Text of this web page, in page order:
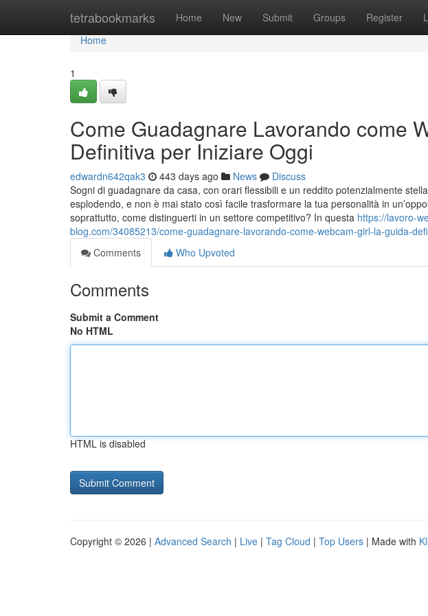
tetrabookmarks Home New Submit Groups Register
Home
Home
1
Come Guadagnare Lavorando come
Definitiva per Iniziare Oggi
edwardn642qak3 443 days ago News
Discuss
Sogni di guadagnare da casa, con orari flessibili e un reddito potenzialmente
esplodendo, e non è mai stato così facile trasformare la tua personalità in
soprattutto, come distinguerti in un settore competitivo? In questa https://lavoro-
blog.com/34085213/come-guadagnare-lavorando-come-webcam-girl-la-guida-
Comments
Who Upvoted
Comments
Submit a Comment
No HTML
HTML is disabled
Copyright © 2026 | Advanced Search | Live | Tag Cloud | Top Users | Made with